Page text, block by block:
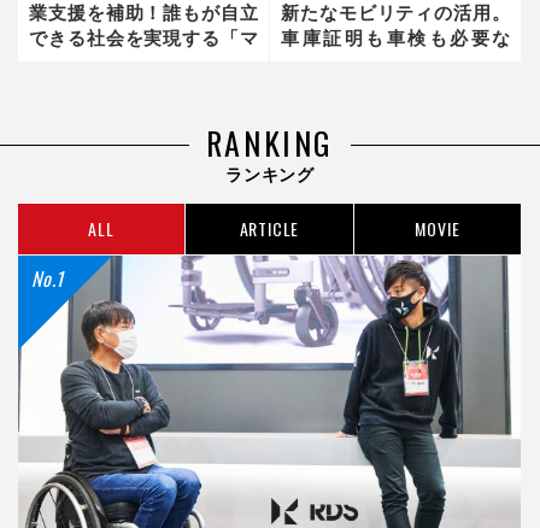
業支援を補助！誰もが自立
できる社会を実現する「マ
新たなモビリティの活用。
車庫証明も車検も必要な
RANKING
ランキング
ALL ARTICLE MOVIE